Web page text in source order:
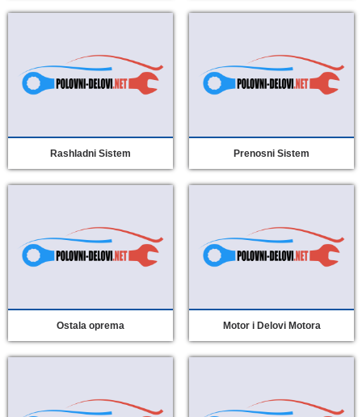
Rashladni Sistem Prenosni Sistem
Ostala oprema Motor i Delovi Motora